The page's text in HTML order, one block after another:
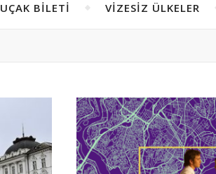
UÇAK BILETI VIZESIZ ÜLKELER